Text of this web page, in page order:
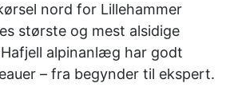
nord for Lillehammer
største og mest alsidige
alpinanlæg har godt
– fra begynder til ekspert.